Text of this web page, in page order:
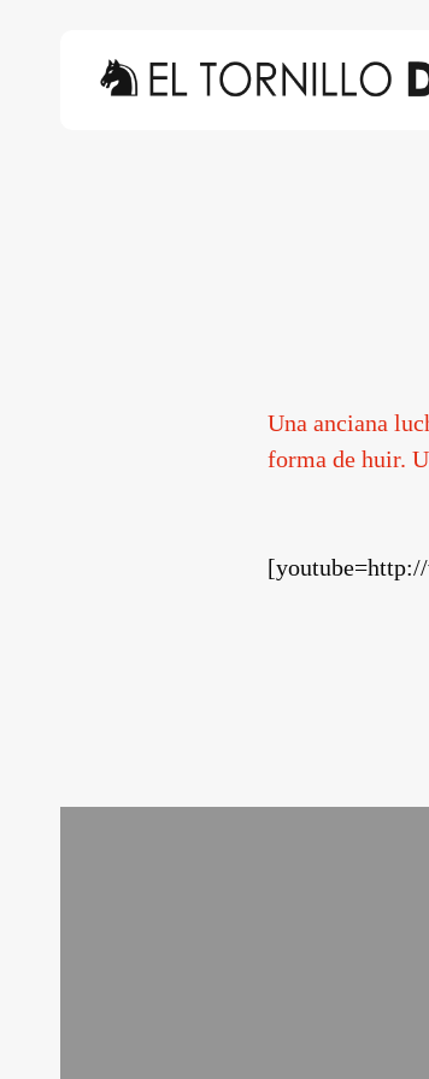
Una anciana
forma de huir.